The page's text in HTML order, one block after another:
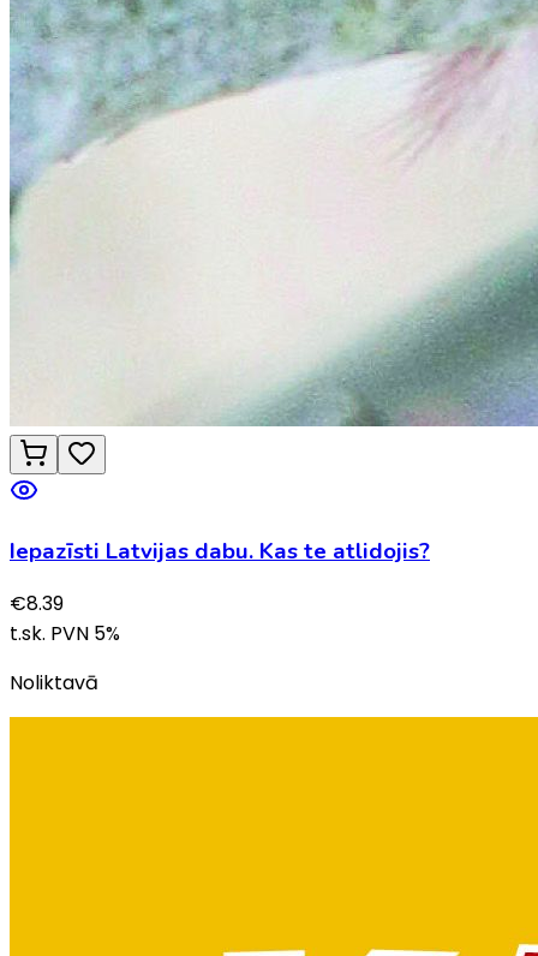
Iepazīsti Latvijas dabu. Kas te atlidojis?
€8.39
t.sk. PVN 5%
Noliktavā